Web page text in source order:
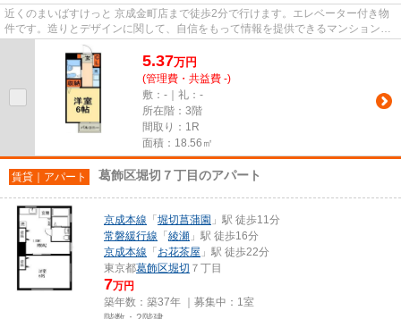
近くのまいばすけっと 京成金町店まで徒歩2分で行けます。エレベーター付き物
件です。造りとデザインに関して、自信をもって情報を提供できるマンションで
す。徒歩3分に駅がある物件で...
5.37万円
(管理費・共益費 -)
敷：-｜礼：-
所在階：3階
間取り：1R
面積：18.56㎡
賃貸｜アパート 葛飾区堀切７丁目のアパート
京成本線 「 堀切菖蒲園 」駅 徒歩11分
常磐緩行線 「 綾瀬 」駅 徒歩16分
京成本線 「 お花茶屋 」駅 徒歩22分
東京都葛飾区堀切 ７丁目
7万円
築年数：築37年 ｜募集中： 1室